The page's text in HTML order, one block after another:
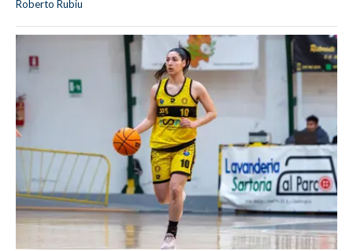
Roberto Rubiu